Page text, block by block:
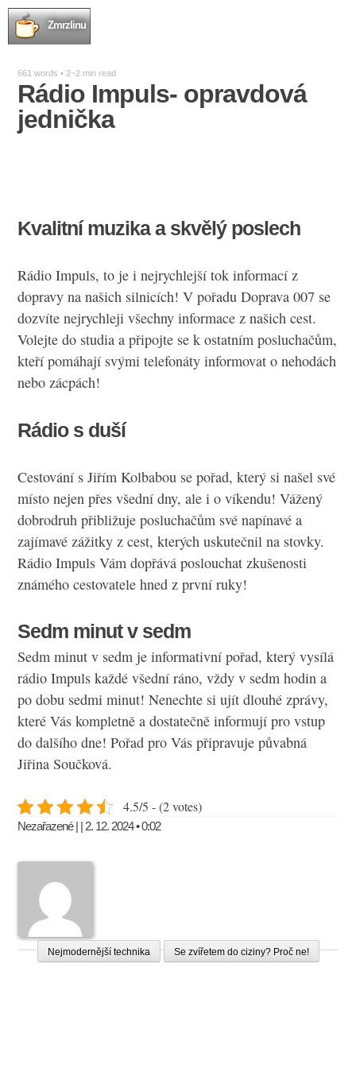
Zmrzlinu
661 words • 2~2 min read
Rádio Impuls- opravdová
jednička
Kvalitní muzika a skvělý poslech
Rádio Impuls, to je i nejrychlejší tok informací z
dopravy na našich silnicích! V pořadu Doprava 007 se
dozvíte nejrychleji všechny informace z našich cest.
Volejte do studia a připojte se k ostatním posluchačům,
kteří pomáhají svými telefonáty informovat o nehodách
nebo zácpách!
Rádio s duší
Cestování s Jiřím Kolbabou se pořad, který si našel své
místo nejen přes všední dny, ale i o víkendu! Vážený
dobrodruh přibližuje posluchačům své napínavé a
zajímavé zážitky z cest, kterých uskutečnil na stovky.
Rádio Impuls Vám dopřává poslouchat zkušenosti
známého cestovatele hned z první ruky!
Sedm minut v sedm
Sedm minut v sedm je informativní pořad, který vysílá
rádio Impuls každé všední ráno, vždy v sedm hodin a
po dobu sedmi minut! Nenechte si ujít dlouhé zprávy,
které Vás kompletně a dostatečně informují pro vstup
do dalšího dne! Pořad pro Vás připravuje půvabná
Jiřina Součková.
4.5/5 - (2 votes)
Nezařazené | | 2. 12. 2024 • 0:02
Nejmodernější technika Se zvířetem do ciziny? Proč ne!